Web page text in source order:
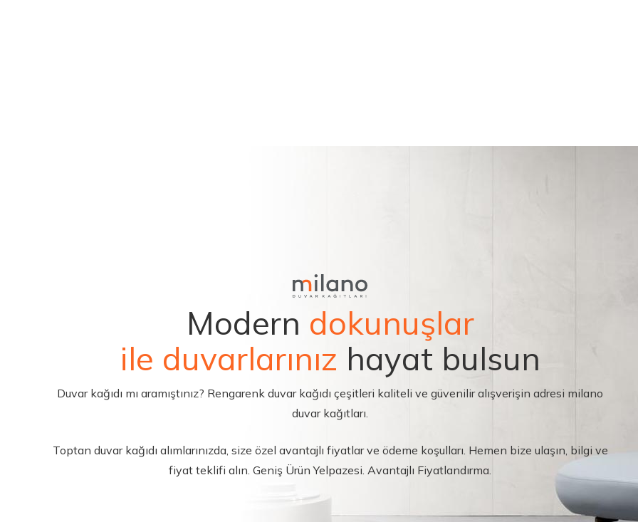
Modern dokunuşlar
ile duvarlarınız hayat bulsun
Duvar kağıdı mı aramıştınız? Rengarenk duvar kağıdı çeşitleri kaliteli ve güvenilir alışverişin adresi milano
duvar kağıtları.
Toptan duvar kağıdı alımlarınızda, size özel avantajlı fiyatlar ve ödeme koşulları. Hemen bize ulaşın, bilgi ve
fiyat teklifi alın. Geniş Ürün Yelpazesi. Avantajlı Fiyatlandırma.